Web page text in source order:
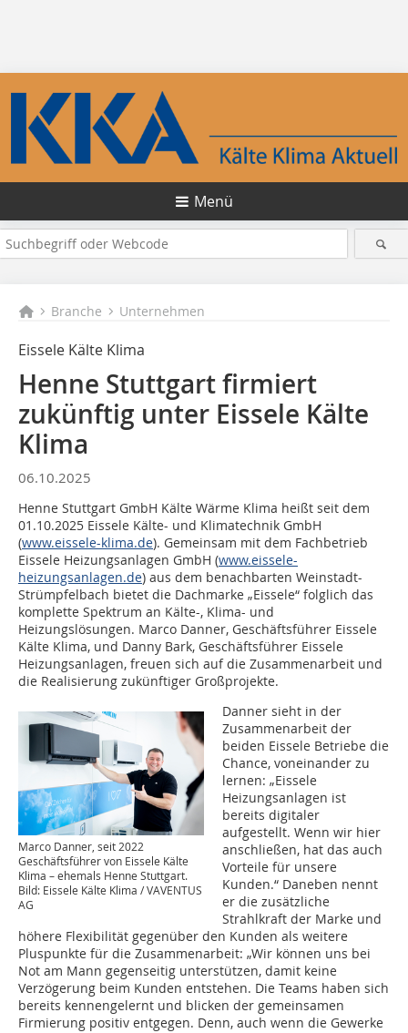
Menü
Branche Unternehmen
Eissele Kälte Klima
Henne Stuttgart firmiert
zukünftig unter Eissele Kälte
Klima
06.10.2025
Henne Stuttgart GmbH Kälte Wärme Klima heißt seit dem
01.10.2025 Eissele Kälte- und Klimatechnik GmbH
(www.eissele-klima.de). Gemeinsam mit dem Fachbetrieb
Eissele Heizungsanlagen GmbH (www.eissele-
heizungsanlagen.de) aus dem benachbarten Weinstadt-
Strümpfelbach bietet die Dachmarke „Eissele“ folglich das
komplette Spektrum an Kälte-, Klima- und
Heizungslösungen. Marco Danner, Geschäftsführer Eissele
Kälte Klima, und Danny Bark, Geschäftsführer Eissele
Heizungsanlagen, freuen sich auf die Zusammenarbeit und
die Realisierung zukünftiger Großprojekte.
Marco Danner, seit 2022
Geschäftsführer von Eissele Kälte
Klima – ehemals Henne Stuttgart.
Bild: Eissele Kälte Klima / VAVENTUS
AG
Danner sieht in der
Zusammenarbeit der
beiden Eissele Betriebe die
Chance, voneinander zu
lernen: „Eissele
Heizungsanlagen ist
bereits digitaler
aufgestellt. Wenn wir hier
anschließen, hat das auch
Vorteile für unsere
Kunden.“ Daneben nennt
er die zusätzliche
Strahlkraft der Marke und
höhere Flexibilität gegenüber den Kunden als weitere
Pluspunkte für die Zusammenarbeit: „Wir können uns bei
Not am Mann gegenseitig unterstützen, damit keine
Verzögerung beim Kunden entstehen. Die Teams haben sich
bereits kennengelernt und blicken der gemeinsamen
Firmierung positiv entgegen. Denn, auch wenn die Gewerke